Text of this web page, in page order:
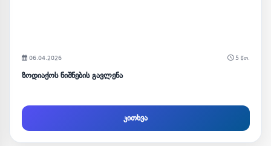
06.04.2026 5 წთ.
ზოდიაქოს ნიშნების გავლენა
კითხვა